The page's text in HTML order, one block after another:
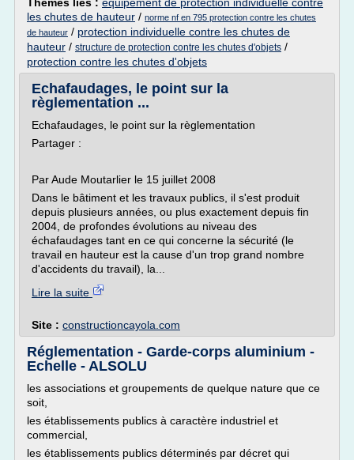
les chutes de hauteur / norme nf en 795 protection contre les chutes
de hauteur / protection individuelle contre les chutes de
hauteur / structure de protection contre les chutes d'objets /
protection contre les chutes d'objets
Echafaudages, le point sur la
règlementation ...
Echafaudages, le point sur la règlementation
Partager :
Par Aude Moutarlier le 15 juillet 2008
Dans le bâtiment et les travaux publics, il s'est produit
depuis plusieurs années, ou plus exactement depuis fin
2004, de profondes évolutions au niveau des
échafaudages tant en ce qui concerne la sécurité (le
travail en hauteur est la cause d'un trop grand nombre
d'accidents du travail), la...
Lire la suite
Site : constructioncayola.com
Réglementation - Garde-corps aluminium -
Echelle - ALSOLU
les associations et groupements de quelque nature que ce
soit,
les établissements publics à caractère industriel et
commercial,
les établissements publics déterminés par décret qui